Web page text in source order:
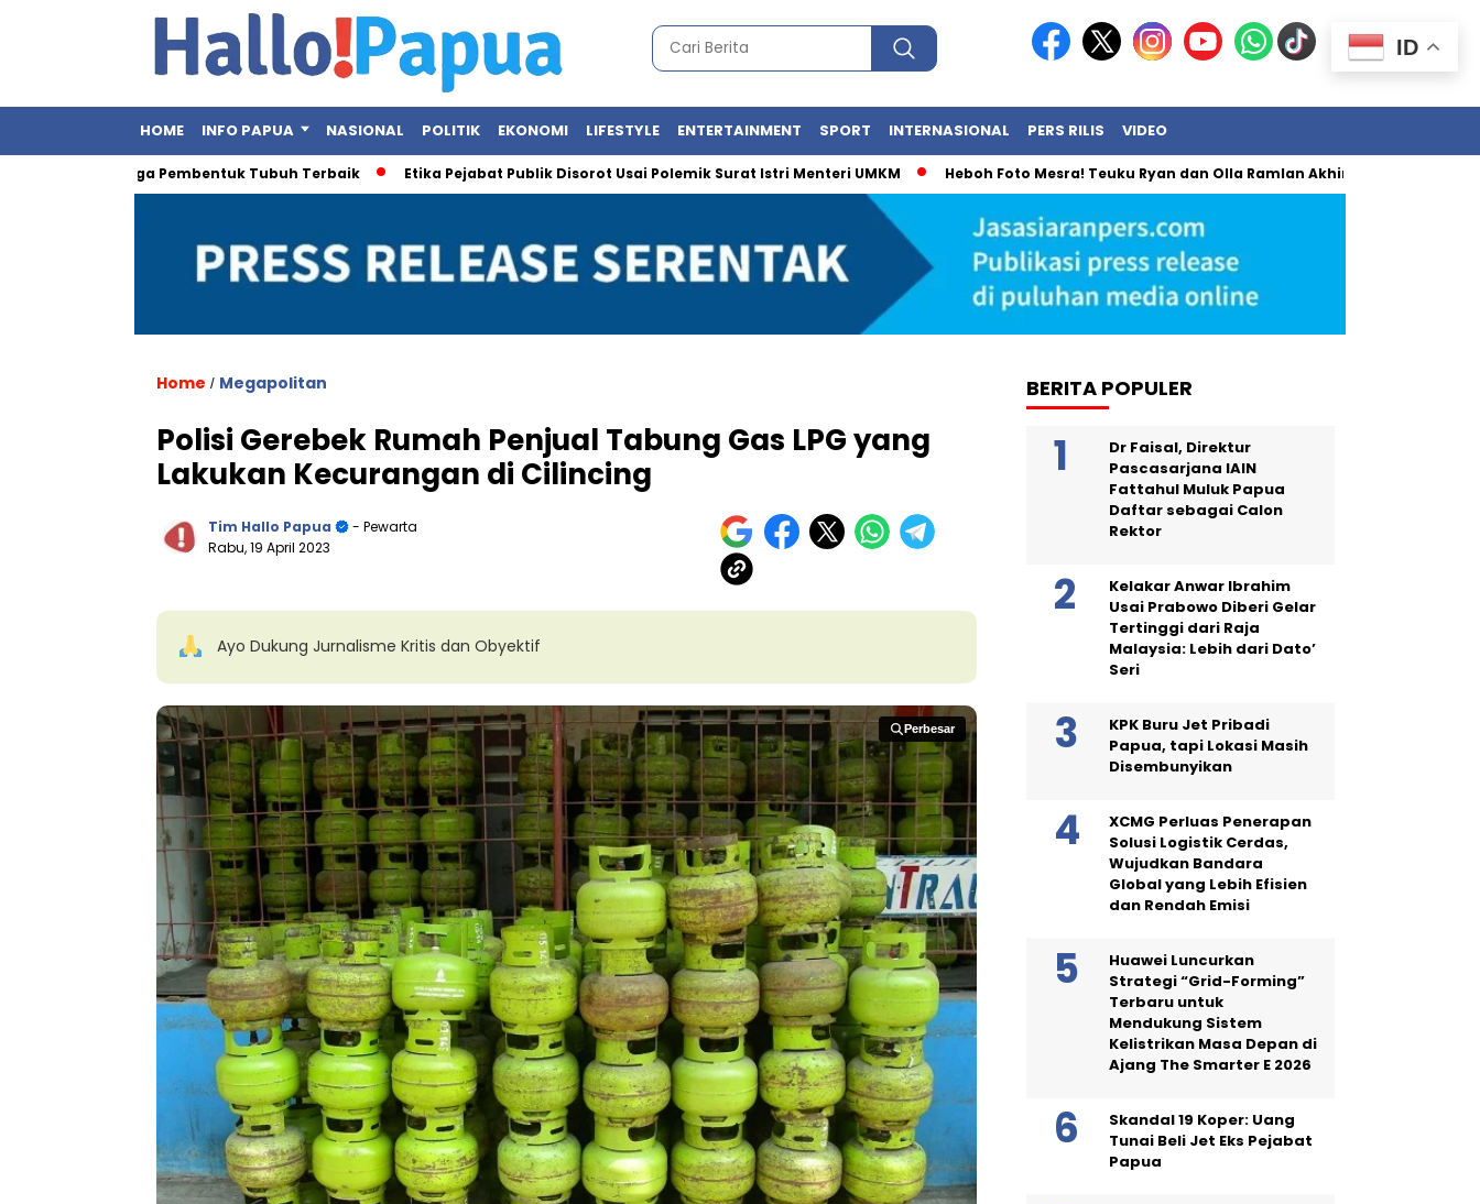
HOME INFO PAPUA NASIONAL POLITIK EKONOMI LIFESTYLE ENTERTAINMENT SPORT INTERNASIONAL PERS RILIS VIDEO
Olahraga Pembentuk Tubuh Terbaik Etika Pejabat Publik Disorot Usai Polemik Surat Istri Menteri UMKM Heboh Foto Mesra! Teuku Ryan dan Olla Ramlan Akhirnya Angkat Bicara
Home / Megapolitan
Polisi Gerebek Rumah Penjual Tabung Gas LPG yang
Lakukan Kecurangan di Cilincing
Tim Hallo Papua
- Pewarta
Rabu, 19 April 2023
Ayo Dukung Jurnalisme Kritis dan Obyektif
Perbesar
Perbesar
BERITA POPULER
Dr Faisal, Direktur
Pascasarjana IAIN
Fattahul Muluk Papua
Daftar sebagai Calon
Rektor
Kelakar Anwar Ibrahim
Usai Prabowo Diberi Gelar
Tertinggi dari Raja
Malaysia: Lebih dari Dato’
Seri
KPK Buru Jet Pribadi
Papua, tapi Lokasi Masih
Disembunyikan
XCMG Perluas Penerapan
Solusi Logistik Cerdas,
Wujudkan Bandara
Global yang Lebih Efisien
dan Rendah Emisi
Huawei Luncurkan
Strategi “Grid-Forming”
Terbaru untuk
Mendukung Sistem
Kelistrikan Masa Depan di
Ajang The Smarter E 2026
Skandal 19 Koper: Uang
Tunai Beli Jet Eks Pejabat
Papua
ID